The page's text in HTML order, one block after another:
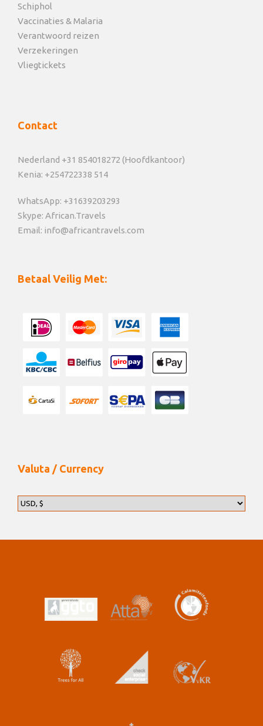
Schiphol
Vaccinaties & Malaria
Verantwoord reizen
Verzekeringen
Vliegtickets
Contact
Nederland +31 854018272 (Hoofdkantoor)
Kenia: +254722338 514
WhatsApp: +31639203293
Skype: African.Travels
Email: info@africantravels.com
Betaal Veilig Met:
Valuta / Currency